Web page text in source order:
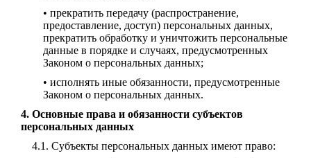
• прекратить передачу (распространение,
предоставление, доступ) персональных данных,
прекратить обработку и уничтожить персональные
данные в порядке и случаях, предусмотренных
Законом о персональных данных;
• исполнять иные обязанности, предусмотренные
Законом о персональных данных.
Основные права и обязанности субъектов
персональных данных
Субъекты персональных данных имеют право: